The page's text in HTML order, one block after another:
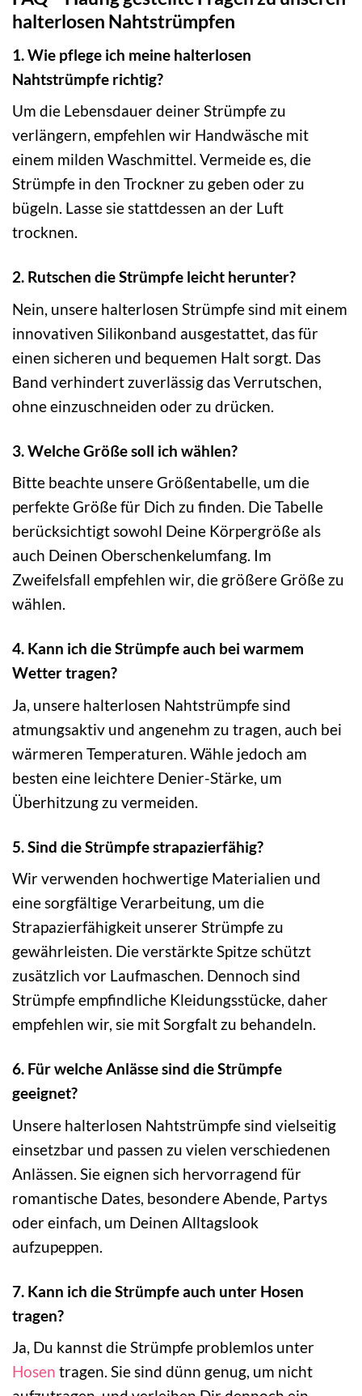
halterlosen Nahtstrümpfen
1. Wie pflege ich meine halterlosen
Nahtstrümpfe richtig?
Um die Lebensdauer deiner Strümpfe zu
verlängern, empfehlen wir Handwäsche mit
einem milden Waschmittel. Vermeide es, die
Strümpfe in den Trockner zu geben oder zu
bügeln. Lasse sie stattdessen an der Luft
trocknen.
2. Rutschen die Strümpfe leicht herunter?
Nein, unsere halterlosen Strümpfe sind mit einem
innovativen Silikonband ausgestattet, das für
einen sicheren und bequemen Halt sorgt. Das
Band verhindert zuverlässig das Verrutschen,
ohne einzuschneiden oder zu drücken.
3. Welche Größe soll ich wählen?
Bitte beachte unsere Größentabelle, um die
perfekte Größe für Dich zu finden. Die Tabelle
berücksichtigt sowohl Deine Körpergröße als
auch Deinen Oberschenkelumfang. Im
Zweifelsfall empfehlen wir, die größere Größe zu
wählen.
4. Kann ich die Strümpfe auch bei warmem
Wetter tragen?
Ja, unsere halterlosen Nahtstrümpfe sind
atmungsaktiv und angenehm zu tragen, auch bei
wärmeren Temperaturen. Wähle jedoch am
besten eine leichtere Denier-Stärke, um
Überhitzung zu vermeiden.
5. Sind die Strümpfe strapazierfähig?
Wir verwenden hochwertige Materialien und
eine sorgfältige Verarbeitung, um die
Strapazierfähigkeit unserer Strümpfe zu
gewährleisten. Die verstärkte Spitze schützt
zusätzlich vor Laufmaschen. Dennoch sind
Strümpfe empfindliche Kleidungsstücke, daher
empfehlen wir, sie mit Sorgfalt zu behandeln.
6. Für welche Anlässe sind die Strümpfe
geeignet?
Unsere halterlosen Nahtstrümpfe sind vielseitig
einsetzbar und passen zu vielen verschiedenen
Anlässen. Sie eignen sich hervorragend für
romantische Dates, besondere Abende, Partys
oder einfach, um Deinen Alltagslook
aufzupeppen.
7. Kann ich die Strümpfe auch unter Hosen
tragen?
Ja, Du kannst die Strümpfe problemlos unter
Hosen tragen. Sie sind dünn genug, um nicht